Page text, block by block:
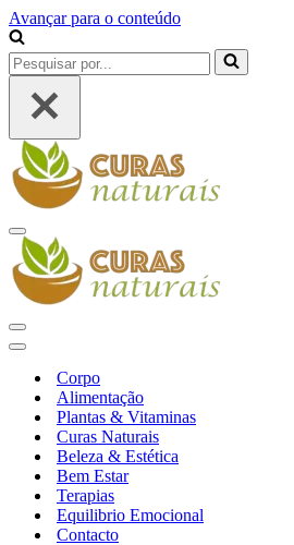
Avançar para o conteúdo
Pesquisar
por...
Menu
de
navegação
Menu
de
Menu
navegação
Corpo
Alimentação
Plantas & Vitaminas
Curas Naturais
Beleza & Estética
Bem Estar
Terapias
Equilibrio Emocional
Contacto